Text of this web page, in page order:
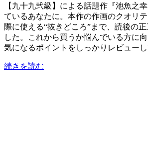
【九十九弐級】による話題作『池魚之
ているあなたに。本作の作画のクオリ
際に使える“抜きどころ”まで、読後の
した。これから買うか悩んでいる方に
気になるポイントをしっかりレビューし
続きを読む